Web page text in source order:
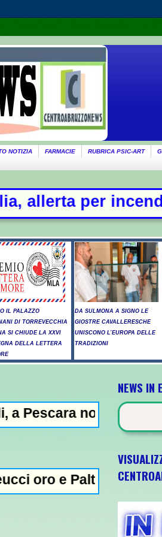
NOTIZIA FARMACIE RUBRICA PSIC-ART
al Centro
IL PALAZZO
DI TORREVECCHIA
SI CHIUDE LA XXVI
DELLA LETTERA
DA SULMONA A SIGNO LE
GIOSTRE CAVALLERESCHE
UNISCONO L’EUROPA DELLE
TRADIZIONI
giorni di
bronzo
NEWS IN